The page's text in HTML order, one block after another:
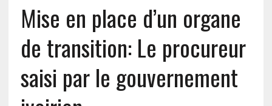
Mise en place d’un organe
de transition: Le procureur
saisi par le gouvernement